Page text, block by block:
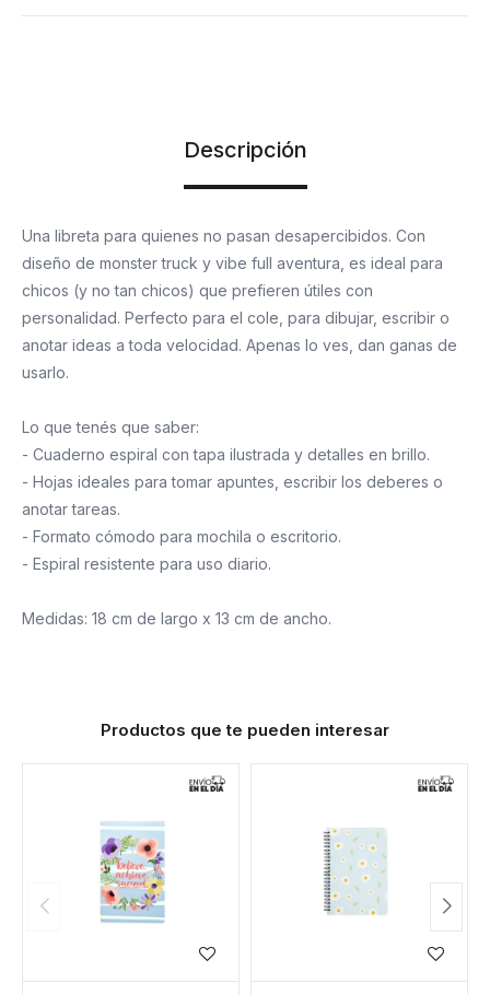
Descripción
Una libreta para quienes no pasan desapercibidos. Con
diseño de monster truck y vibe full aventura, es ideal para
chicos (y no tan chicos) que prefieren útiles con
personalidad. Perfecto para el cole, para dibujar, escribir o
anotar ideas a toda velocidad. Apenas lo ves, dan ganas de
usarlo.
Lo que tenés que saber:
- Cuaderno espiral con tapa ilustrada y detalles en brillo.
- Hojas ideales para tomar apuntes, escribir los deberes o
anotar tareas.
- Formato cómodo para mochila o escritorio.
- Espiral resistente para uso diario.
Medidas: 18 cm de largo x 13 cm de ancho.
Productos que te pueden interesar